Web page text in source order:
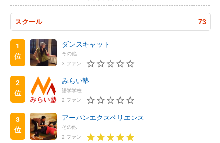
スクール 73
1
位
ダンスキャット
その他
3 ファン
2
位
みらい塾
語学学校
2 ファン
3
位
アーバンエクスペリエンス
その他
2 ファン